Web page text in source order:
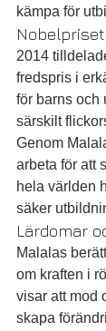
kämpa för
2014
fredspris i
för barns och
särskilt
Genom
arbeta för att
hela världen
säker
Lärdomar
Malalas
om kraften i
visar att mod
skapa